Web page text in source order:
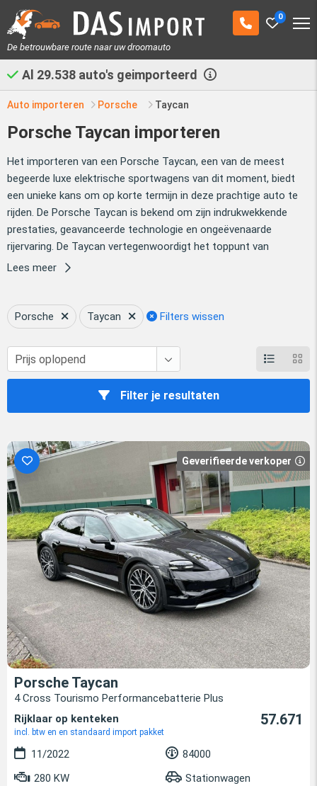
0
De betrouwbare route naar uw droomauto
Al 29.538 auto's geimporteerd
Auto importeren Porsche Taycan
Porsche Taycan importeren
Het importeren van een Porsche Taycan, een van de meest
begeerde luxe elektrische sportwagens van dit moment, biedt
een unieke kans om op korte termijn in deze prachtige auto te
rijden. De Porsche Taycan is bekend om zijn indrukwekkende
prestaties, geavanceerde technologie en ongeëvenaarde
rijervaring. De Taycan vertegenwoordigt het toppunt van
elektrische mobiliteit gecombineerd met luxe en sportiviteit.
verschillende voordelen met zich mee. Duitsland, als thuisbasis
van Porsche, biedt een breder scala aan Porsche Taycan
modellen, vaak tegen concurrerende prijzen en in uitstekende
staat. Dit maakt het importeren van een Taycan uit Duitsland
niet alleen financieel aantrekkelijk, maar stelt u ook in staat om
toegang te krijgen tot specifieke configuraties en uitvoeringen
die mogelijk niet direct beschikbaar zijn in uw lokale markt.
Hier leest u over de stappen die u moet nemen om een Porsche
Taycan te importeren. We bespreken de voordelen van het
kiezen voor een geïmporteerde Taycan en gaan dieper in op de
financiële overwegingen die bij het importproces komen kijken.
Of u nu op zoek bent naar de nieuwste Taycan Turbo S of een
efficiënte Taycan 4S, DAS Import voorziet u de nodige
informatie om een weloverwogen beslissing te nemen.
216.170 xPorsche Taycanuit Duitsland
inclusief BPM en kosten importeren.
Lees meer
Porsche Taycan Filters wissen
Filter je resultaten
Geverifieerde verkoper
Porsche Taycan
4 Cross Tourismo Performancebatterie Plus
Rijklaar op kenteken
incl. btw en en standaard import pakket
57.671
11/2022
84000
280 KW
Stationwagen